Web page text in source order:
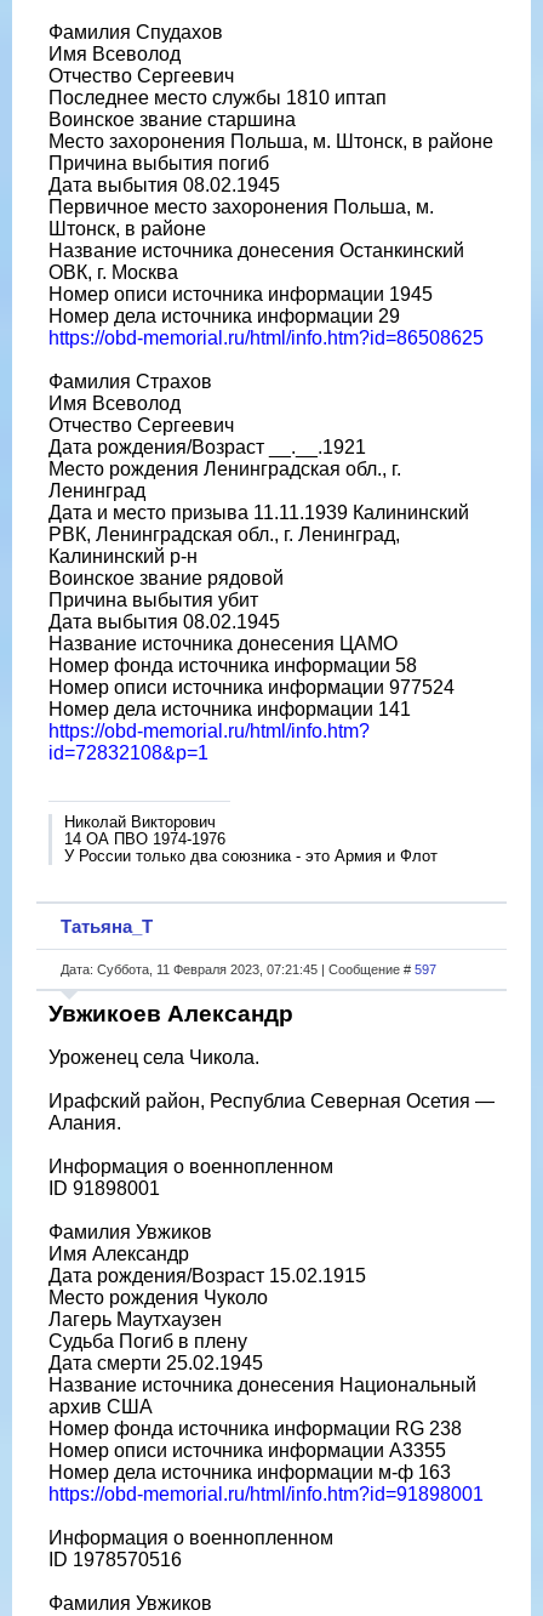
Фамилия Спудахов
Имя Всеволод
Отчество Сергеевич
Последнее место службы 1810 иптап
Воинское звание старшина
Место захоронения Польша, м. Штонск, в районе
Причина выбытия погиб
Дата выбытия 08.02.1945
Первичное место захоронения Польша, м.
Штонск, в районе
Название источника донесения Останкинский
ОВК, г. Москва
Номер описи источника информации 1945
Номер дела источника информации 29
https://obd-memorial.ru/html/info.htm?id=86508625
Фамилия Страхов
Имя Всеволод
Отчество Сергеевич
Дата рождения/Возраст __.__.1921
Место рождения Ленинградская обл., г.
Ленинград
Дата и место призыва 11.11.1939 Калининский
РВК, Ленинградская обл., г. Ленинград,
Калининский р-н
Воинское звание рядовой
Причина выбытия убит
Дата выбытия 08.02.1945
Название источника донесения ЦАМО
Номер фонда источника информации 58
Номер описи источника информации 977524
Номер дела источника информации 141
https://obd-memorial.ru/html/info.htm?
id=72832108&p=1
Николай Викторович
14 ОА ПВО 1974-1976
У России только два союзника - это Армия и Флот
Татьяна_Т
Дата: Суббота, 11 Февраля 2023, 07:21:45 | Сообщение # 597
Увжикоев Александр
Уроженец села Чикола.
Ирафский район, Республиа Северная Осетия —
Алания.
Информация о военнопленном
ID 91898001
Фамилия Увжиков
Имя Александр
Дата рождения/Возраст 15.02.1915
Место рождения Чуколо
Лагерь Маутхаузен
Судьба Погиб в плену
Дата смерти 25.02.1945
Название источника донесения Национальный
архив США
Номер фонда источника информации RG 238
Номер описи источника информации A3355
Номер дела источника информации м-ф 163
https://obd-memorial.ru/html/info.htm?id=91898001
Информация о военнопленном
ID 1978570516
Фамилия Увжиков